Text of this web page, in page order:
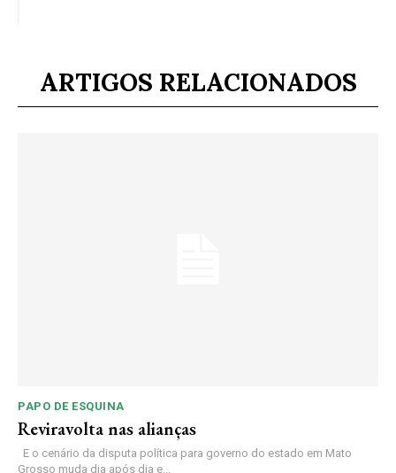
ARTIGOS RELACIONADOS
PAPO DE ESQUINA
Reviravolta nas alianças
E o cenário da disputa política para governo do estado em Mato
Grosso muda dia após dia e...